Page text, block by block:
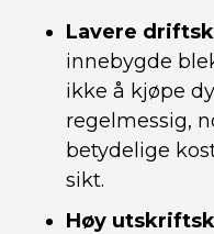
Lavere
innebygde
ikke å kjøpe
regelmessig,
betydelige
sikt.
Høy